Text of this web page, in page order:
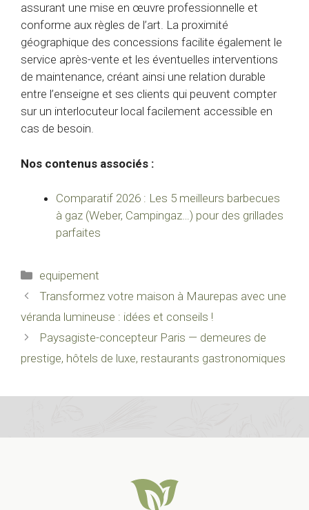
assurant une mise en œuvre professionnelle et
conforme aux règles de l’art. La proximité
géographique des concessions facilite également le
service après-vente et les éventuelles interventions
de maintenance, créant ainsi une relation durable
entre l’enseigne et ses clients qui peuvent compter
sur un interlocuteur local facilement accessible en
cas de besoin.
Nos contenus associés :
Comparatif 2026 : Les 5 meilleurs barbecues
à gaz (Weber, Campingaz…) pour des grillades
parfaites
Catégories
equipement
Transformez votre maison à Maurepas avec une
véranda lumineuse : idées et conseils !
Paysagiste-concepteur Paris — demeures de
prestige, hôtels de luxe, restaurants gastronomiques